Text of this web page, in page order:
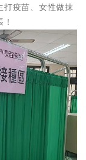
打疫苗、女性做抹